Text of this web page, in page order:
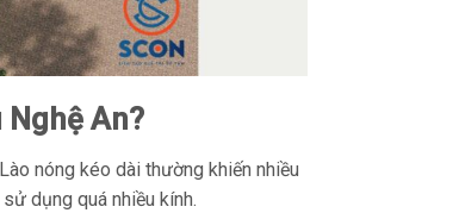
An?
nóng kéo dài thường khiến nhiều
dụng quá nhiều kính.